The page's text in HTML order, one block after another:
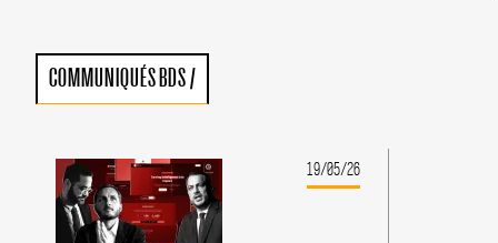
COMMUNIQUÉS BDS/
19/05/26